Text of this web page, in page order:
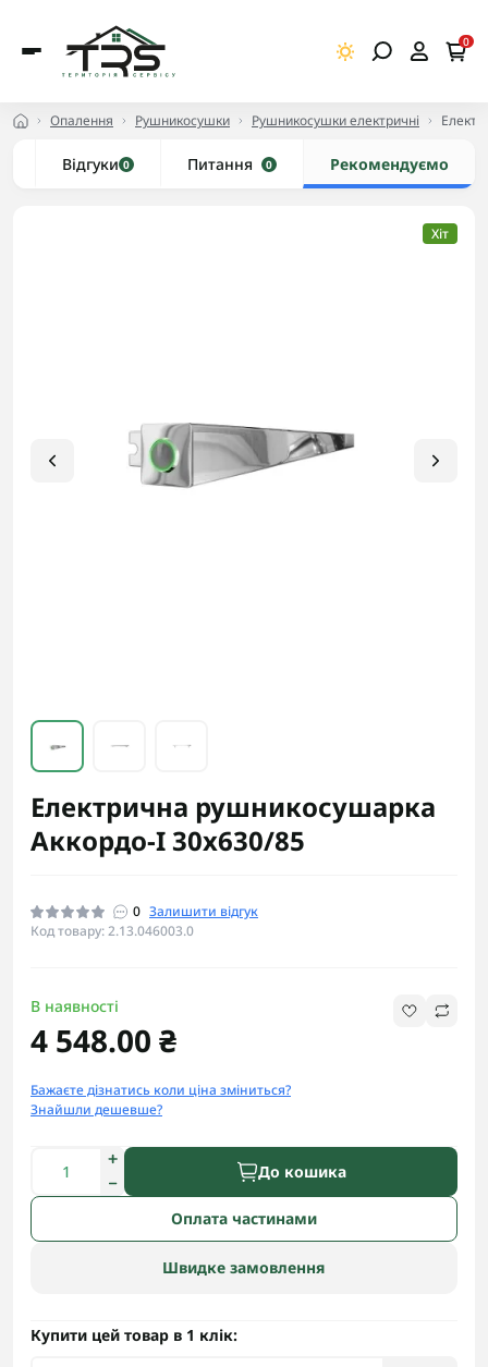
0
Опалення Рушникосушки Рушникосушки електричні
Відгуки 0 Питання 0 Рекомендуємо
Хіт
Електрична рушникосушарка
Аккордо-I 30х630/85
0 Залишити відгук
Код товару: 2.13.046003.0
В наявності
4 548.00 ₴
Бажаєте дізнатись коли ціна зміниться?
Знайшли дешевше?
До кошика
Оплата частинами
Швидке замовлення
Купити цей товар в 1 клік: